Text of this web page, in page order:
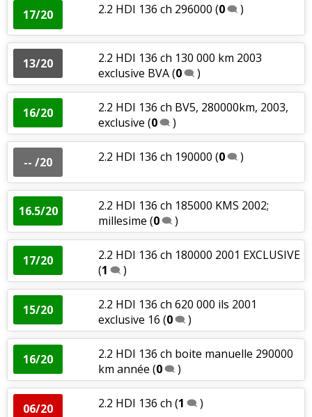
17/20 2.2 HDI 136 ch 296000 (0 )
13/20
2.2 HDI 136 ch 130 000 km 2003
exclusive BVA(0 )
16/20
2.2 HDI 136 ch BV5, 280000km, 2003,
exclusive (0 )
-- /20 2.2 HDI 136 ch 190000 (0 )
16.5/20
2.2 HDI 136 ch 185000 KMS 2002;
millesime (0 )
17/20
2.2 HDI 136 ch 180000 2001 EXCLUSIVE
(1 )
15/20
2.2 HDI 136 ch 620 000 ils 2001
exclusive 16 (0 )
16/20
2.2 HDI 136 ch boite manuelle 290000
km année (0 )
06/20 2.2 HDI 136 ch (1 )